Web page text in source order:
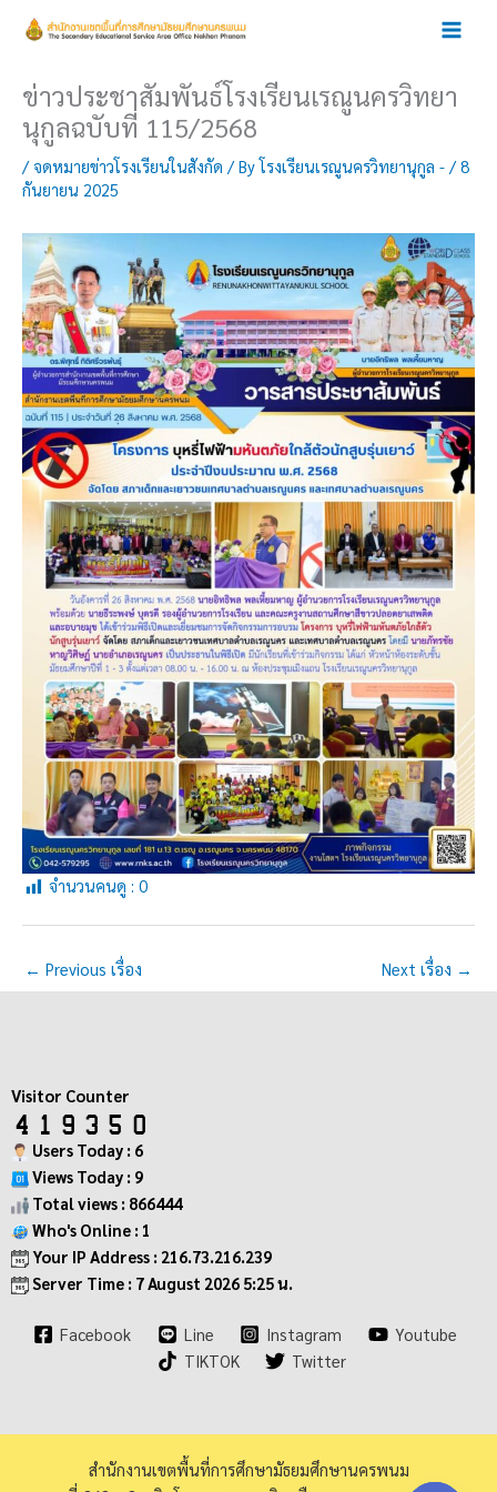
ข่าวประชาสัมพันธ์โรงเรียนเรณูนครวิทยา
นุกูลฉบับที่ 115/2568
/จดหมายข่าวโรงเรียนในสังกัด / Byโรงเรียนเรณูนครวิทยานุกูล - /8
กันยายน 2025
จำนวนคนดู : 0
← Previous เรื่อง Next เรื่อง →
Visitor Counter
Users Today : 6
Views Today : 9
Total views : 866444
Who's Online : 1
Your IP Address : 216.73.216.239
Server Time : 7 August 2026 5:25 น.
Facebook Line Instagram
Youtube
TIKTOK
Twitter
สำนักงานเขตพื้นที่การศึกษามัธยมศึกษานครพนม